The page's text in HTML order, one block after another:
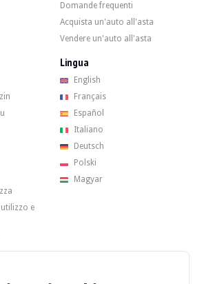
200 CV quando ha lasciato la fabbrica. Il
neri Trophy, che presentano alcuni segni di
con sede a Kuurne, in Belgio, e accetta
un prezzo di riserva.
Domande frequenti
Acquista un'auto all'asta
Vendere un'auto all'asta
e
Lingua
English
Français
Español
Italiano
Deutsch
Polski
Magyar